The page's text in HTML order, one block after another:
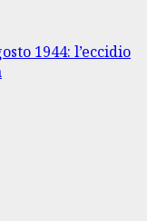
1944: l’eccidio